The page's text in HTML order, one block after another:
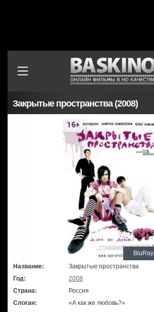
Закрытые пространства (2008)
BluRay
Название:
Закрытые пространства
Год:
2008
Страна:
Россия
Слоган:
«А как же любовь?»